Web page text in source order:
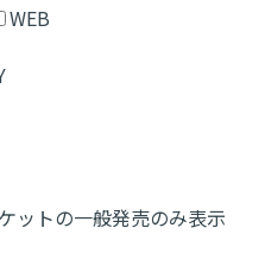
WEB
ットの一般発売のみ表示